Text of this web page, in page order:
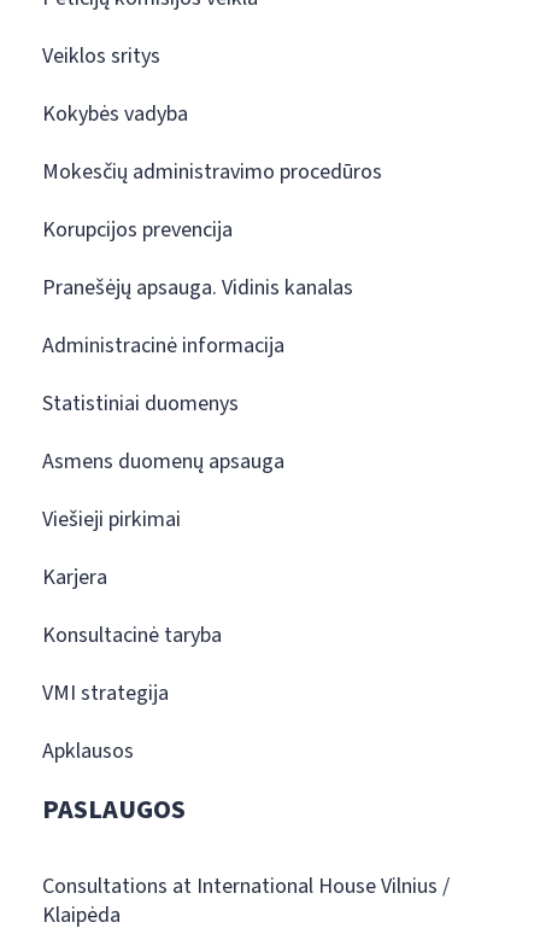
Veiklos sritys
Kokybės vadyba
Mokesčių administravimo procedūros
Korupcijos prevencija
Pranešėjų apsauga. Vidinis kanalas
Administracinė informacija
Statistiniai duomenys
Asmens duomenų apsauga
Viešieji pirkimai
Karjera
Konsultacinė taryba
VMI strategija
Apklausos
PASLAUGOS
Consultations at International House Vilnius /
Klaipėda